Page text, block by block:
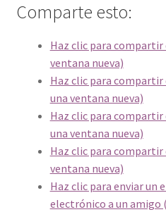
Comparte esto:
Haz clic para compartir
ventana nueva)
Haz clic para compartir
una ventana nueva)
Haz clic para
una ventana nueva)
Haz clic para compartir
ventana nueva)
Haz clic para enviar un
electrónico a un amigo